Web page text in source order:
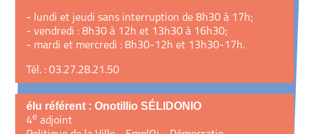
- lundi et jeudi sans interruption de 8h30 à 17h;
- vendredi : 8h30 à 12h et 13h30 à 16h30;
- mardi et mercredi : 8h30-12h et 13h30-17h.
Tél. : 03.27.28.21.50
élu référent : Onotillio SÉLIDONIO
4e adjoint